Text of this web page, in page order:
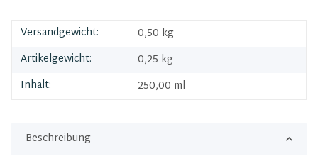
Versandgewicht:
0,50 kg
Artikelgewicht:
0,25 kg
Inhalt:
250,00 ml
Beschreibung